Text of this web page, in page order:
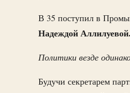
В 35 поступил в
Надеждой Аллилуевой.
Политики везде
Будучи секретарем